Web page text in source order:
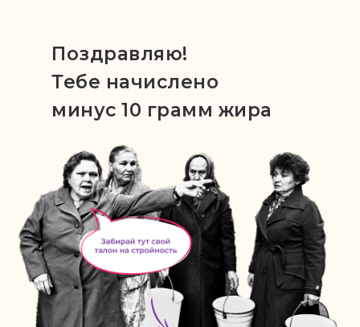
Поздравляю!
Тебе начислено
минус 10 грамм жира